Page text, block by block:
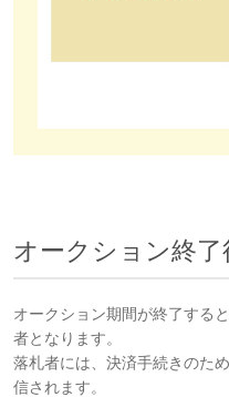
オークション終了
オークション期間が終了する
者となります。
落札者には、決済手続きのた
信されます。